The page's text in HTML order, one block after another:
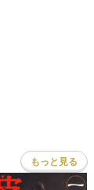
てその辺りの
器摘出の現場
せて親族会議
繋ごうと電話
は子供の正妻
妾の子．妾の
プティシャト
もっと見る